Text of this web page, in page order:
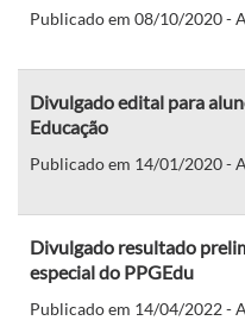
Publicado em 08/10/2020 -
Divulgado edital para
Educação
Publicado em 14/01/2020 -
Divulgado resultado
especial do PPGEdu
Publicado em 14/04/2022 -